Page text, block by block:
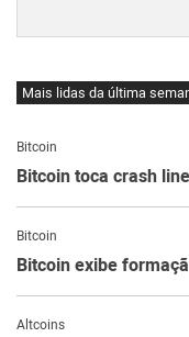
Mais lidas da última
Bitcoin
Bitcoin toca crash
Bitcoin
Bitcoin exibe
Altcoins